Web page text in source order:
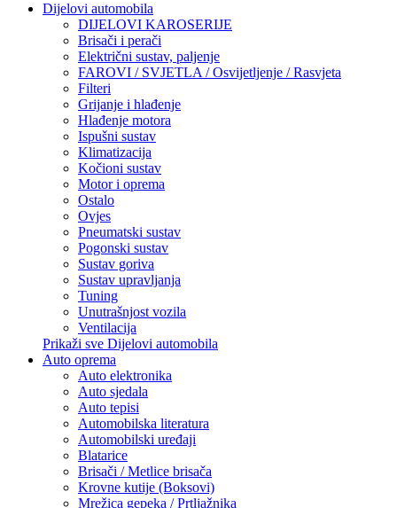
Dijelovi automobila
DIJELOVI KAROSERIJE
Brisači i perači
Električni sustav, paljenje
FAROVI / SVJETLA / Osvijetljenje / Rasvjeta
Filteri
Grijanje i hlađenje
Hlađenje motora
Ispušni sustav
Klimatizacija
Kočioni sustav
Motor i oprema
Ostalo
Ovjes
Pneumatski sustav
Pogonski sustav
Sustav goriva
Sustav upravljanja
Tuning
Unutrašnjost vozila
Ventilacija
Prikaži sve Dijelovi automobila
Auto oprema
Auto elektronika
Auto sjedala
Auto tepisi
Automobilska literatura
Automobilski uređaji
Blatarice
Brisači / Metlice brisača
Krovne kutije (Boksovi)
Mrežica gepeka / Prtljažnika